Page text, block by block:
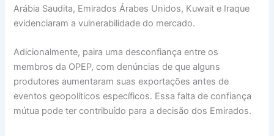
Arábia Saudita, Emirados Árabes Unidos, Kuwait e Iraque
evidenciaram a vulnerabilidade do mercado.
Adicionalmente, paira uma desconfiança entre os
membros da OPEP, com denúncias de que alguns
produtores aumentaram suas exportações antes de
eventos geopolíticos específicos. Essa falta de confiança
mútua pode ter contribuído para a decisão dos Emirados.